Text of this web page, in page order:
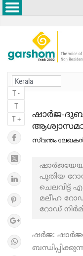
T -
T
T +
ഷാർജ-
സ്വന്തം
പുതിയ
ചെലവിട്ട്
മലീഹ
റോഡ്
ഷർജ: